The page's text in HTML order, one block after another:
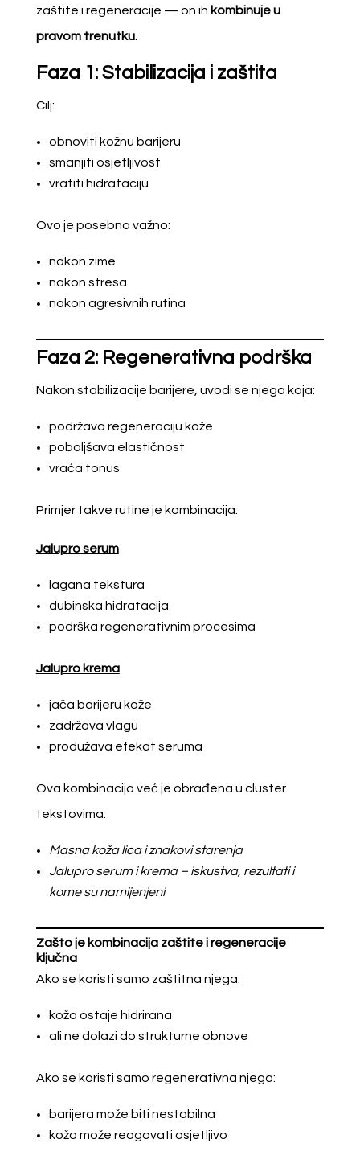
zaštite i regeneracije — on ih kombinuje u
pravom trenutku.
Faza 1: Stabilizacija i zaštita
Cilj:
obnoviti kožnu barijeru
smanjiti osjetljivost
vratiti hidrataciju
Ovo je posebno važno:
nakon zime
nakon stresa
nakon agresivnih rutina
Faza 2: Regenerativna podrška
Nakon stabilizacije barijere, uvodi se njega koja:
podržava regeneraciju kože
poboljšava elastičnost
vraća tonus
Primjer takve rutine je kombinacija:
Jalupro serum
lagana tekstura
dubinska hidratacija
podrška regenerativnim procesima
Jalupro krema
jača barijeru kože
zadržava vlagu
produžava efekat seruma
Ova kombinacija već je obrađena u cluster
tekstovima:
Masna koža lica i znakovi starenja
Jalupro serum i krema – iskustva, rezultati i
kome su namijenjeni
Zašto je kombinacija zaštite i regeneracije
ključna
Ako se koristi samo zaštitna njega:
koža ostaje hidrirana
ali ne dolazi do strukturne obnove
Ako se koristi samo regenerativna njega:
barijera može biti nestabilna
koža može reagovati osjetljivo